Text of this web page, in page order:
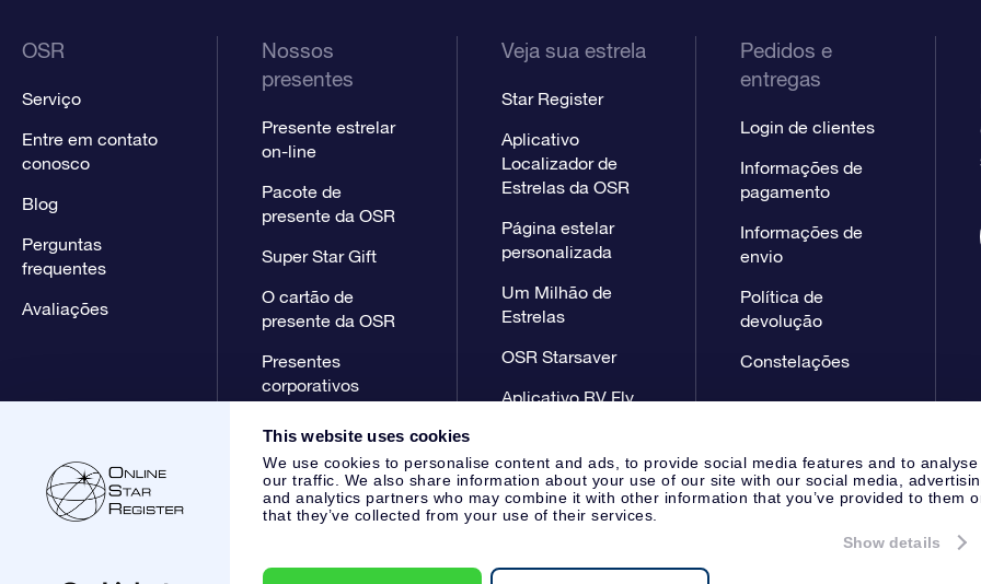
This website uses cookies
We use cookies to personalise content and ads, to provide social media features and to analyse
our traffic. We also share information about your use of our site with our social media,
and analytics partners who may combine it with other information that you’ve provided to them
that they’ve collected from your use of their services.
Show details
OSR
Serviço
Entre em contato
conosco
Blog
Perguntas
frequentes
Avaliações
Nossos
presentes
Presente estrelar
on-line
Pacote de
presente da OSR
Super Star Gift
O cartão de
presente da OSR
Presentes
corporativos
Veja sua estrela
Star Register
Aplicativo
Localizador de
Estrelas da OSR
Página estelar
personalizada
Um Milhão de
Estrelas
OSR Starsaver
Aplicativo RV Fly
Pedidos e
entregas
Login de clientes
Informações de
pagamento
Informações de
envio
Política de
devolução
Constelações
Página de imprensa